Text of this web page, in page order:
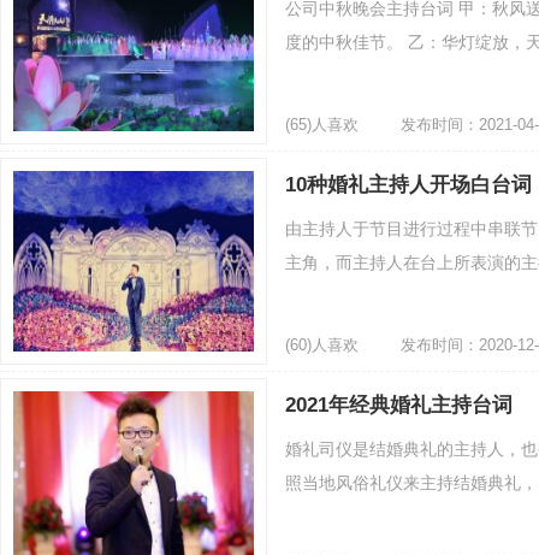
公司中秋晚会主持台词 甲：秋风
度的中秋佳节。 乙：华灯绽放，
(65)人喜欢 发布时间：2021-
10种婚礼主持人开场白台词
由主持人于节目进行过程中串联
主角，而主持人在台上所表演的
(60)人喜欢 发布时间：2020-
2021年经典婚礼主持台词
婚礼司仪是结婚典礼的主持人，
照当地风俗礼仪来主持结婚典礼